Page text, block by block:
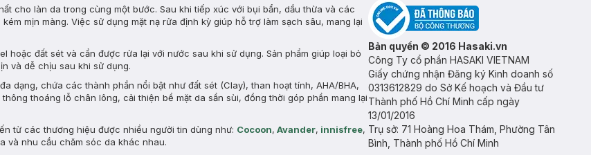
cho làn da trong cùng một bước. Sau khi tiếp xúc với bụi bẩn, dầu thừa và các
mịn màng. Việc sử dụng mặt nạ rửa định kỳ giúp hỗ trợ làm sạch sâu, mang lại
hoặc đất sét và cần được rửa lại với nước sau khi sử dụng. Sản phẩm giúp loại bỏ
và dễ chịu sau khi sử dụng.
dạng, chứa các thành phần nổi bật như đất sét (Clay), than hoạt tính, AHA/BHA,
thoáng lỗ chân lông, cải thiện bề mặt da sần sùi, đồng thời góp phần mang lại
từ các thương hiệu được nhiều người tin dùng như: Cocoon, Avander, innisfree,
và nhu cầu chăm sóc da khác nhau.
Bản quyền © 2016 Hasaki.vn
Công Ty cổ phần HASAKI VIETNAM
Giấy chứng nhận Đăng ký Kinh doanh số
0313612829 do Sở Kế hoạch và Đầu tư
Thành phố Hồ Chí Minh cấp ngày
13/01/2016
Trụ sở: 71 Hoàng Hoa Thám, Phường Tân
Bình, Thành phố Hồ Chí Minh